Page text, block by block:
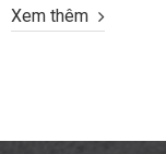
thượng hạng, vừa ngập
Xem thêm